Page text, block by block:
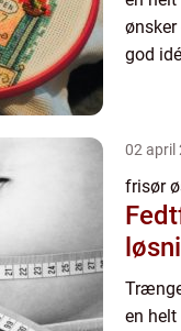
ønsker
god
02 april
frisør
en